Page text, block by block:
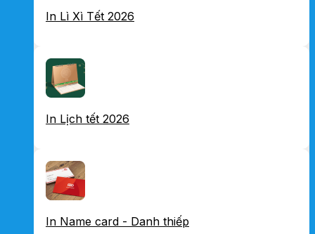
In Lì Xì Tết 2026
In Lịch tết 2026
In Name card - Danh thiếp